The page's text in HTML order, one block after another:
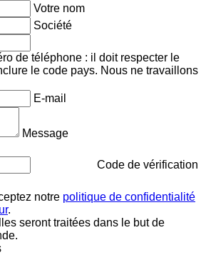
Votre nom
Société
de téléphone : il doit respecter le
le code pays. Nous ne travaillons
E-mail
Message
Code de vérification
notre politique de confidentialité
.
seront traitées dans le but de